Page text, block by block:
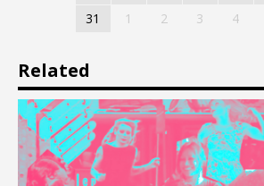
31
1 2 3 4
Related